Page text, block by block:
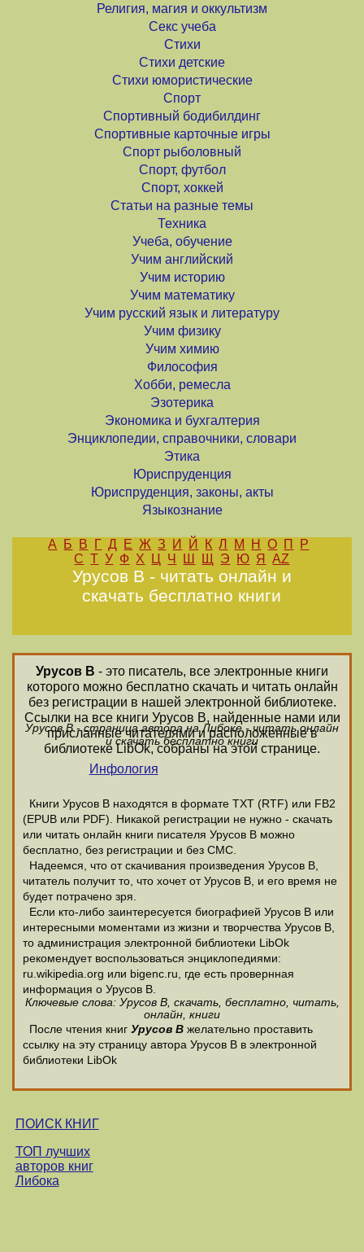
Религия, магия и оккультизм
Секс учеба
Стихи
Стихи детские
Стихи юмористические
Спорт
Спортивный бодибилдинг
Спортивные карточные игры
Спорт рыболовный
Спорт, футбол
Спорт, хоккей
Статьи на разные темы
Техника
Учеба, обучение
Учим английский
Учим историю
Учим математику
Учим русский язык и литературу
Учим физику
Учим химию
Философия
Хобби, ремесла
Эзотерика
Экономика и бухгалтерия
Энциклопедии, справочники, словари
Этика
Юриспруденция
Юриспруденция, законы, акты
Языкознание
А Б В Г Д Е Ж З И Й К Л М Н О П
Р
С Т У Ф Х Ц Ч Ш Щ Э Ю Я AZ
Урусов В - читать онлайн и
скачать бесплатно книги
Урусов В - это писатель, все электронные книги
которого можно бесплатно скачать и читать онлайн
без регистрации в нашей электронной библиотеке.
Ссылки на все книги Урусов В, найденные нами или
присланные читателями и расположенные в
библиотеке LibOk, собраны на этой странице.
Урусов В - страница автора на Либоке - читать онлайн
и скачать бесплатно книги
Инфология
Книги Урусов В находятся в формате ТХТ (RTF) или FB2
(EPUB или PDF). Никакой регистрации не нужно - скачать
или читать онлайн книги писателя Урусов В можно
бесплатно, без регистрации и без СМС.
Надеемся, что от скачивания произведения Урусов В,
читатель получит то, что хочет от Урусов В, и его время не
будет потрачено зря.
Если кто-либо заинтересуется биографией Урусов В или
интересными моментами из жизни и творчества Урусов В,
то администрация электронной библиотеки LibOk
рекомендует воспользоваться энциклопедиями:
ru.wikipedia.org или bigenc.ru, где есть провернная
информация о Урусов В.
Ключевые слова: Урусов В, скачать, бесплатно, читать,
онлайн, книги
После чтения книг Урусов В желательно проставить
ссылку на эту страницу автора Урусов В в электронной
библиотеки LibOk
ПОИСК КНИГ
ТОП лучших
авторов книг
Либока